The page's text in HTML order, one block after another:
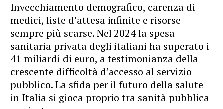
Invecchiamento demografico, carenza di
medici, liste d’attesa infinite e risorse
sempre più scarse. Nel 2024 la spesa
sanitaria privata degli italiani ha superato i
41 miliardi di euro, a testimonianza della
crescente difficoltà d’accesso al servizio
pubblico. La sfida per il futuro della salute
in Italia si gioca proprio tra sanità pubblica